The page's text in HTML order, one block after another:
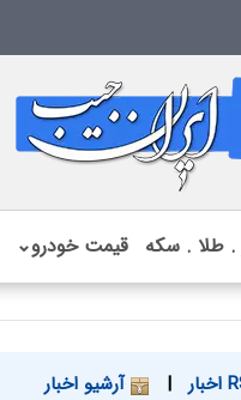
. طلا . سکه قیمت خودرو⌄
| آرشیو اخبار